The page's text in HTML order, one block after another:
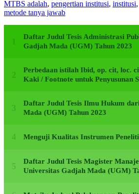
MTBS adalah, pengertian institusi, institusi,
metode tanya jawab
Daftar Judul Tesis Administrasi
Gadjah Mada (UGM) Tahun 2023
Perbedaan istilah Ibid, op. cit, loc.
Kaki / Footnote untuk Penyusunan
Daftar Judul Tesis Ilmu Hukum
Mada (UGM) Tahun 2023
Menguji Kualitas Instrumen
Daftar Judul Tesis Magister
Universitas Gadjah Mada (UGM)